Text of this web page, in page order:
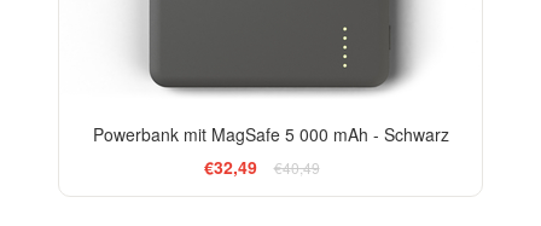
Powerbank mit MagSafe 5 000 mAh - Schwarz
€32,49
€40,49